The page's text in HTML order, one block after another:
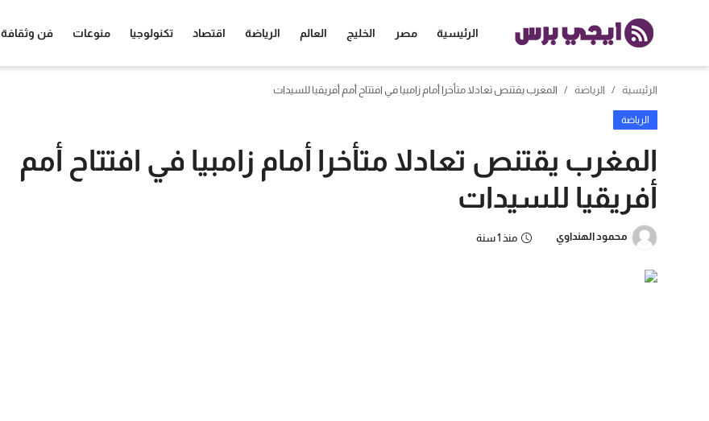
الرئيسية مصر الخليج العالم الرياضة اقتصاد تكنولوجيا منوعات فن وثقافة
الرئيسية الرياضة المغرب يقتنص تعادلا متأخرا أمام زامبيا في افتتاح أمم أفريقيا للسيدات
الرياضة
المغرب يقتنص تعادلا متأخرا أمام زامبيا في افتتاح أمم
أفريقيا للسيدات
محمود الهنداوي منذ 1 سنة